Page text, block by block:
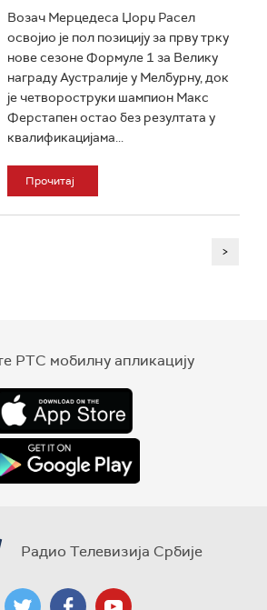
Возач Мерцедеса Џорџ Расел
освојио је пол позицију за прву трку
нове сезоне Формуле 1 за Велику
награду Аустралије у Мелбурну, док
је четвороструки шампион Макс
Ферстапен остао без резултата у
квалификацијама...
Прочитај
>
РТС мобилну апликацију
Радио Телевизија Србије